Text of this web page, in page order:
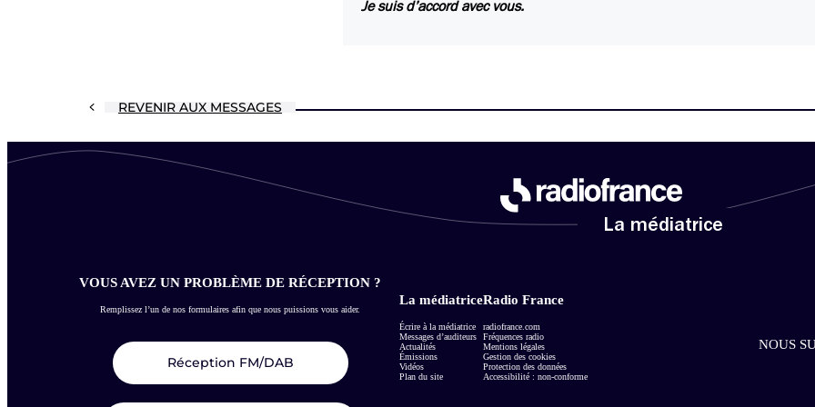
Je suis d’accord avec vous.
REVENIR AUX MESSAGES
La médiatrice
VOUS AVEZ UN PROBLÈME DE RÉCEPTION ?
Remplissez l’un de nos formulaires afin que nous puissions vous aider.
Réception FM/DAB
La médiatrice
Écrire à la médiatrice
Messages d’auditeurs
Actualités
Émissions
Vidéos
Plan du site
Radio France
radiofrance.com
Fréquences radio
Mentions légales
Gestion des cookies
Protection des données
Accessibilité : non-conforme
NOUS